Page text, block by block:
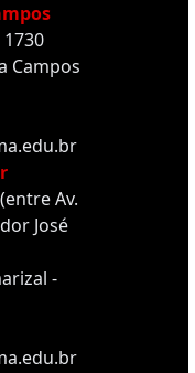
Campos
Av.
José
-